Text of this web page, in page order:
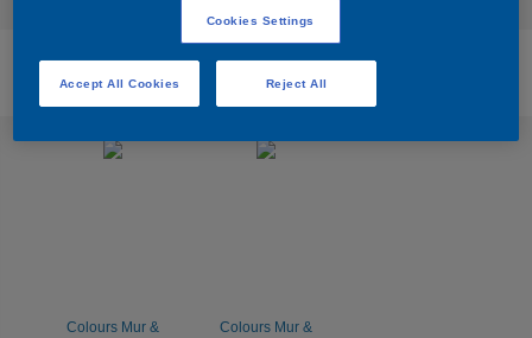
Beschikbare producten voor de kleur Clear Red
Colours Mur &
Colours Mur &
Cookies Settings
Reject All
Accept All Cookies